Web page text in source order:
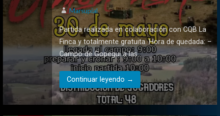
Marsupial
Partida realizada en colaboración con CQB La
Finca y totalmente gratuita. Hora de quedada: –
Campo de Gopegui a las…
Continuar leyendo →